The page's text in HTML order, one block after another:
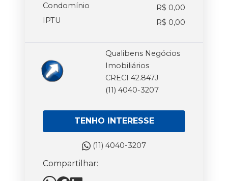
Condomínio
R$ 0,00
IPTU
R$ 0,00
Qualibens Negócios
Imobiliários
CRECI 42.847J
(11) 4040-3207
TENHO INTERESSE
(11) 4040-3207
Compartilhar: